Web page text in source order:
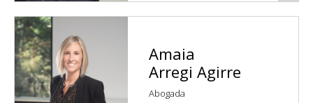
Amaia
Arregi Agirre
Abogada